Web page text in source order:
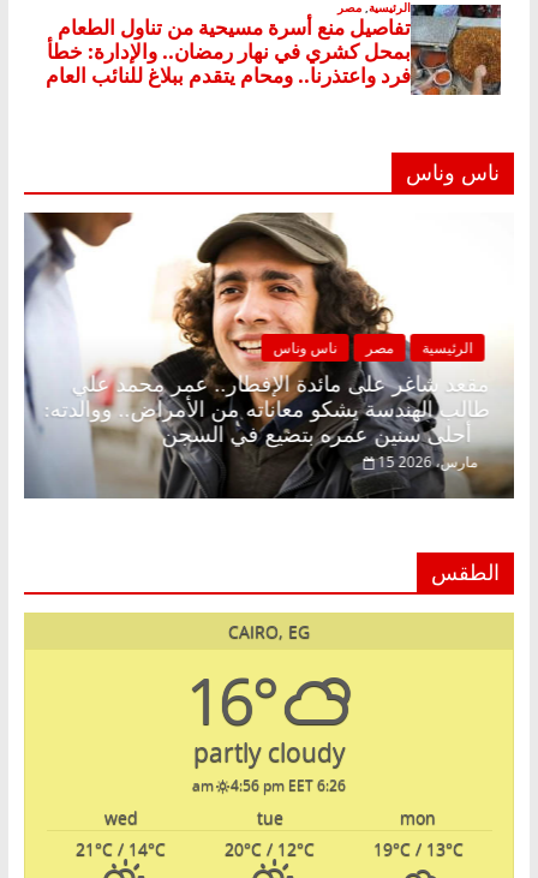
ناس وناس
الرئيسية مصر ناس وناس
مقعد شاغر على مائدة الإفطار.. عمر
طالب الهندسة يشكو معاناته من
أحلى سنين عمره بتضيع في السجن
15 مارس، 2026
زينة رمضان.. د.
انتظار حلم
الطقس
CAIRO, EG
16°
partly cloudy
6:26 am
4:56 pm EET
mon
tue
wed
19°C/ 13°C
20°C / 12°C
21°C / 14°C